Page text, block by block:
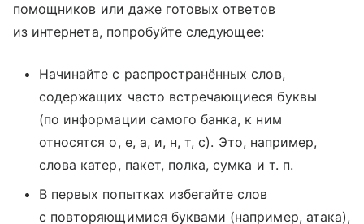
помощников или даже готовых ответов
из интернета, попробуйте следующее:
Начинайте с распространённых слов,
содержащих часто встречающиеся буквы
(по информации самого банка, к ним
относятся о, е, а, и, н, т, с). Это, например,
слова катер, пакет, полка, сумка и т. п.
В первых попытках избегайте слов
с повторяющимися буквами (например, атака),